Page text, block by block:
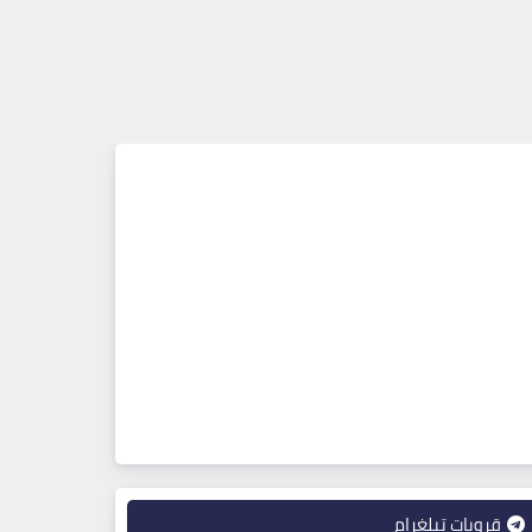
قروبات تيلغرام